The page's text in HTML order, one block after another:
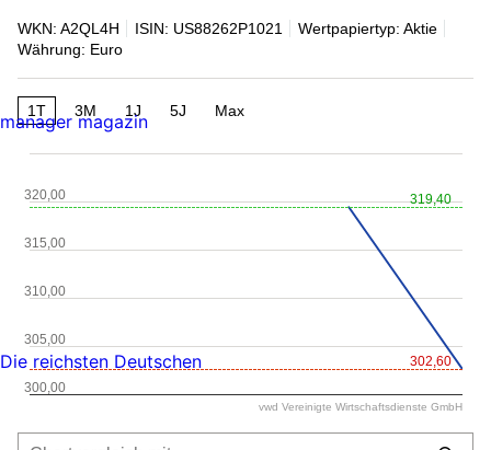
WKN: A2QL4H ISIN: US88262P1021
Wertpapiertyp: Aktie
Währung: Euro
1T 3M 1J 5J Max
319,40
302,60
300,00
305,00
310,00
315,00
320,00
vwd Vereinigte Wirtschaftsdienste GmbH
manager magazin
Die reichsten Deutschen